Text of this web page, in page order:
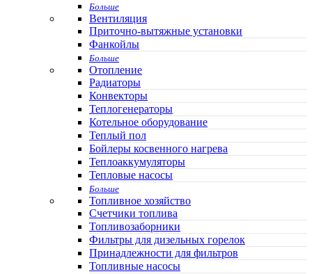
Больше
Вентиляция
Приточно-вытяжные установки
Фанкойлы
Больше
Отопление
Радиаторы
Конвекторы
Теплогенераторы
Котельное оборудование
Теплый пол
Бойлеры косвенного нагрева
Теплоаккумуляторы
Тепловые насосы
Больше
Топливное хозяйство
Счетчики топлива
Топливозаборники
Фильтры для дизельных горелок
Принадлежности для фильтров
Топливные насосы